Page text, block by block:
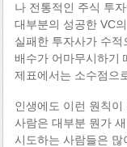
나 전통적인 주식 투
대부분의 성공한 VC
실패한 투자사가 수
배수가 어마무시하기
제표에서는 소수점으
인생에도 이런 원칙
사람은 대부분 뭔가
시도하는 사람들은 많